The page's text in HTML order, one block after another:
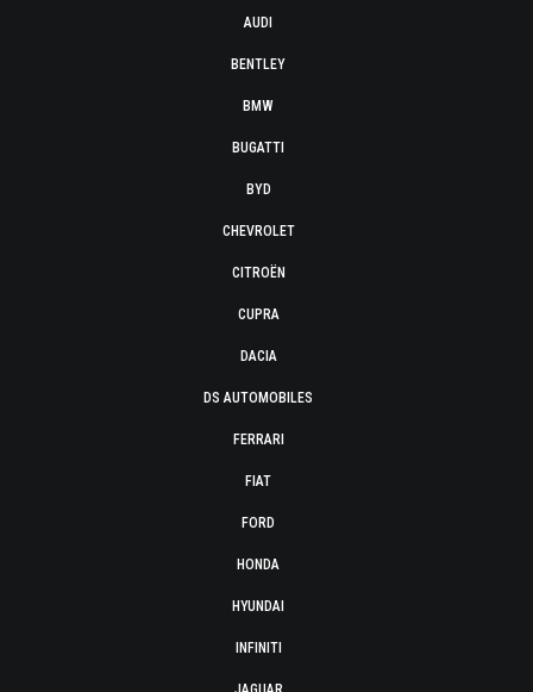
AUDI
BENTLEY
BMW
BUGATTI
BYD
CHEVROLET
CITROËN
CUPRA
DACIA
DS AUTOMOBILES
FERRARI
FIAT
FORD
HONDA
HYUNDAI
INFINITI